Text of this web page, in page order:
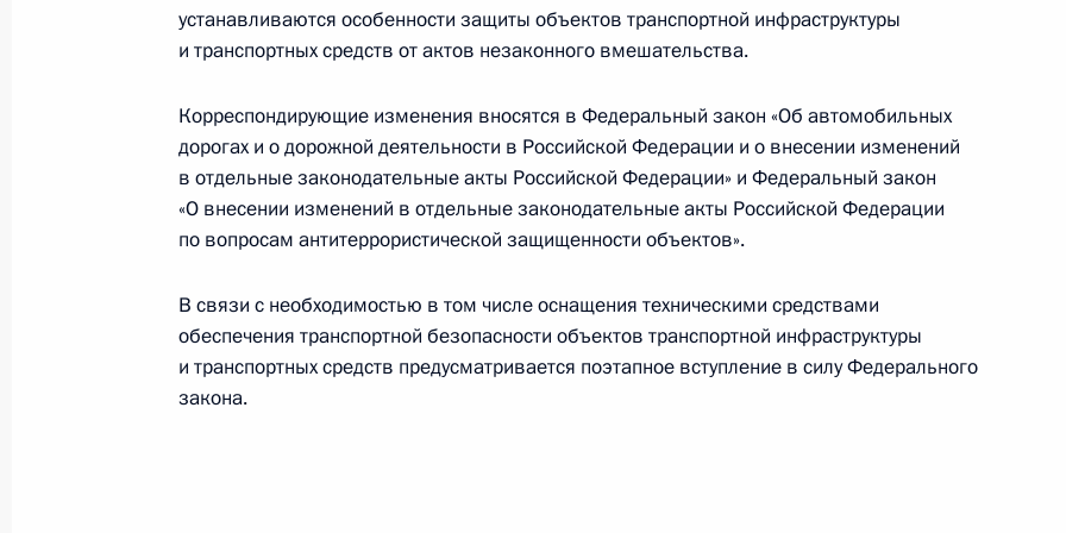
2 августа 2019 года, 23:25
Внесены изменения в закон о прохождении службы в органах внутренних дел
2 августа 2019 года, 23:15
Внесены изменения в статьи 13.3 и 13.4 Кодекса об административных
правонарушениях
2 августа 2019 года, 23:10
устанавливаются особенности защиты объектов транспортной инфраструктуры
и транспортных средств от актов незаконного вмешательства.
Корреспондирующие изменения вносятся в Федеральный закон «Об автомобильных
дорогах и о дорожной деятельности в Российской Федерации и о внесении изменений
в отдельные законодательные акты Российской Федерации» и Федеральный закон
«О внесении изменений в отдельные законодательные акты Российской Федерации
по вопросам антитеррористической защищенности объектов».
В связи с необходимостью в том числе оснащения техническими средствами
обеспечения транспортной безопасности объектов транспортной инфраструктуры
и транспортных средств предусматривается поэтапное вступление в силу Федерального
закона.